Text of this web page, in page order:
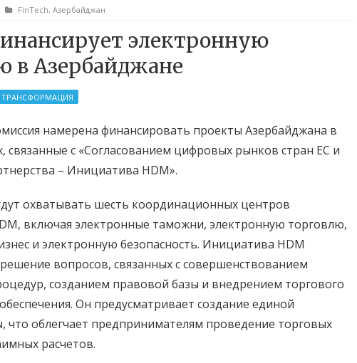
FinTech, Азербайджан
электронную
в Азербайджане
намерена финансировать проекты Азербайджана в
связанные с «Согласованием цифровых рынков стран ЕС и
– Инициатива HDM».
охватывать шесть координационных центров
включая электронные таможни, электронную торговлю,
и электронную безопасность. Инициатива HDM
вопросов, связанных с совершенствованием
созданием правовой базы и внедрением торгового
Он предусматривает создание единой
что облегчает предпринимателям проведение торговых
расчетов.